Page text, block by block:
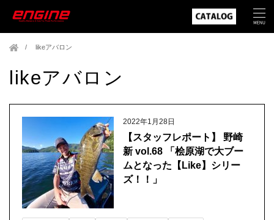
likeアバロン
likeアバロン
2022年1月28日
【スタッフレポート】 野崎
新 vol.68 「桧原湖で大ブー
ムとなった【Like】シリー
ズ！！」